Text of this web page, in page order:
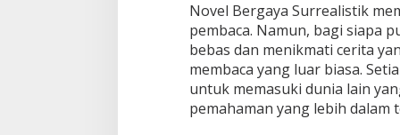
Novel Bergaya Surrealistik
pembaca. Namun, bagi siapa
bebas dan menikmati cerita
membaca yang luar biasa.
untuk memasuki dunia lain
pemahaman yang lebih dalam